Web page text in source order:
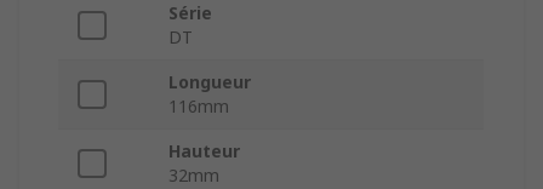
Série
DT
Longueur
116mm
Hauteur
32mm